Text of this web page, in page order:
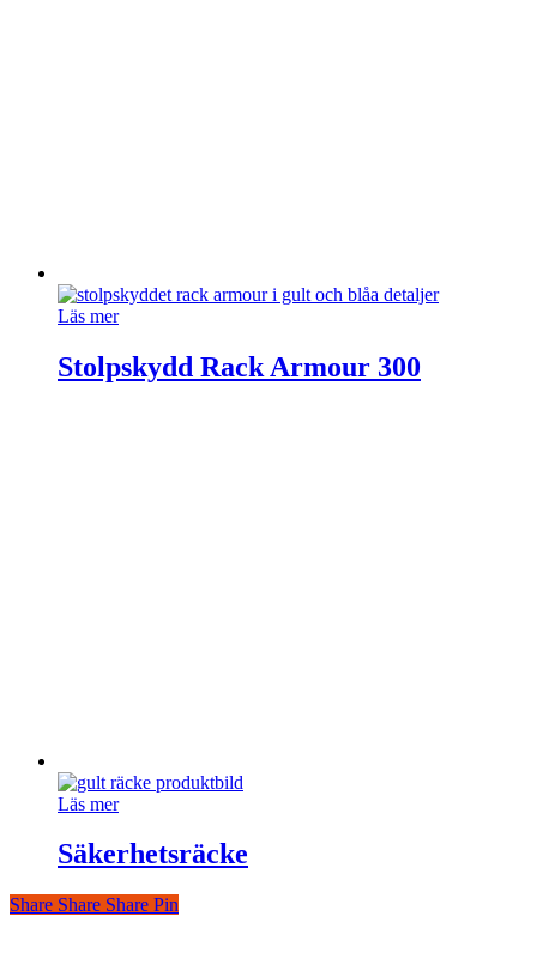
Läs mer
Stolpskydd Rack Armour 300
Läs mer
Säkerhetsräcke
Share
Share Share Share Pin